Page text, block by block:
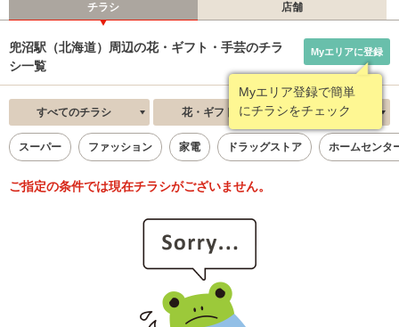
チラシ 店舗
兜沼駅（北海道）周辺の花・ギフト・手芸のチラ
シ一覧
Myエリア登録で簡単
にチラシをチェック
Myエリアに登録
すべてのチラシ 花・ギフト・手芸 新着順
スーパー ファッション 家電 ドラッグストア ホームセンタ
ご指定の条件では現在チラシがございません。